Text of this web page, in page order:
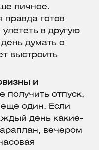
личное.
правда готов
улететь в другую
думать о
выстроить
и
получить отпуск,
один. Если
день какие-
вечером